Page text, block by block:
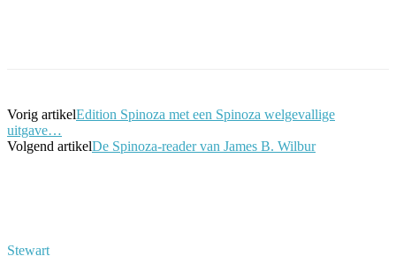
Vorig artikelEdition Spinoza met een Spinoza welgevallige
uitgave…
Volgend artikelDe Spinoza-reader van James B. Wilbur
Stewart